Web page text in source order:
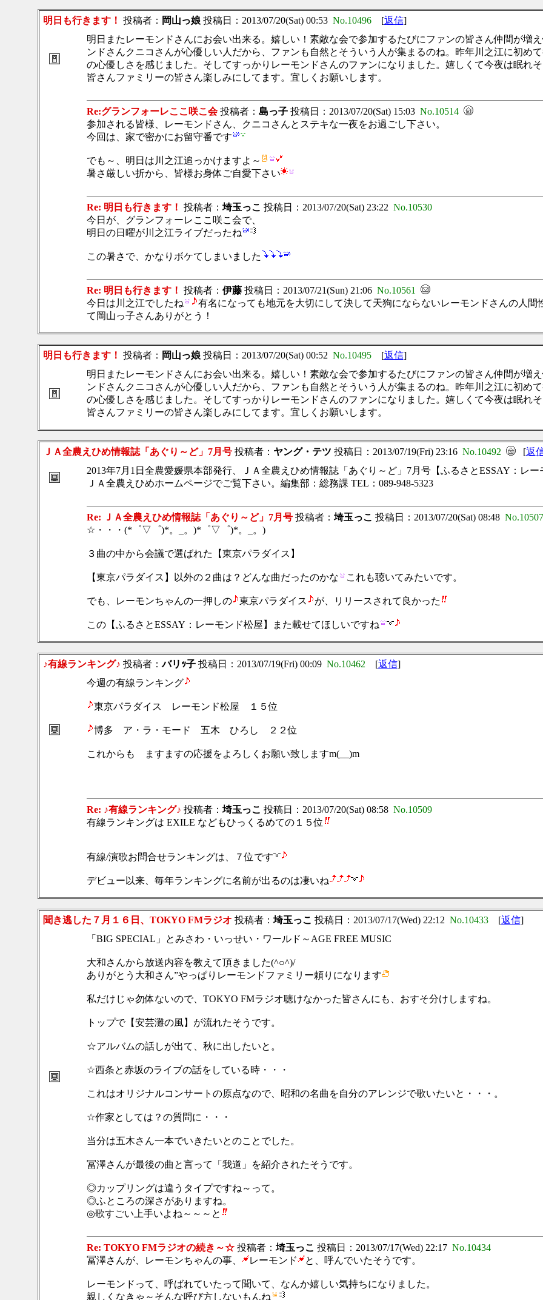
明日も行きます！ 投稿者： 岡山っ娘投稿日：2013/07/20(Sat) 00:53 No.10496[返信]
明日またレーモンドさんにお会い出来る。嬉しい！素敵な会で参加するたびにファンの皆さん仲間が増
ンドさんクニコさんが心優しい人だから、ファンも自然とそういう人が集まるのね。昨年川之江に初め
の心優しさを感じました。そしてすっかりレーモンドさんのファンになりました。嬉しくて今夜は眠れ
皆さんファミリーの皆さん楽しみにしてます。宜しくお願いします。
Re:グランフォーレここ咲こ会投稿者： 島っ子投稿日：2013/07/20(Sat) 15:03 No.10514
参加される皆様、レーモンドさん、クニコさんとステキな一夜をお過ごし下さい。
今回は、家で密かにお留守番です
でも～、明日は川之江追っかけますよ～
暑さ厳しい折から、皆様お身体ご自愛下さい
Re: 明日も行きます！ 投稿者： 埼玉っこ 投稿日：2013/07/20(Sat) 23:22 No.10530
今日が、グランフォーレここ咲こ会で、
明日の日曜が川之江ライブだったね
この暑さで、かなりボケてしまいました
Re: 明日も行きます！ 投稿者： 伊藤投稿日：2013/07/21(Sun) 21:06 No.10561
今日は川之江でしたね
有名になっても地元を大切にして決して天狗にならないレーモンドさんの人間
て岡山っ子さんありがとう！
明日も行きます！ 投稿者： 岡山っ娘投稿日：2013/07/20(Sat) 00:52 No.10495[返信]
明日またレーモンドさんにお会い出来る。嬉しい！素敵な会で参加するたびにファンの皆さん仲間が増
ンドさんクニコさんが心優しい人だから、ファンも自然とそういう人が集まるのね。昨年川之江に初め
の心優しさを感じました。そしてすっかりレーモンドさんのファンになりました。嬉しくて今夜は眠れ
皆さんファミリーの皆さん楽しみにしてます。宜しくお願いします。
ＪＡ全農えひめ情報誌「あぐり～ど」7月号投稿者： ヤング・テツ 投稿日：2013/07/19(Fri) 23:16 No.10492 [返
2013年7月1日全農愛媛県本部発行、ＪＡ全農えひめ情報誌「あぐり～ど」7月号【ふるさとESSAY：レー
ＪＡ全農えひめホームページでご覧下さい。編集部：総務課 TEL：089-948-5323
Re: ＪＡ全農えひめ情報誌「あぐり～ど」7月号投稿者： 埼玉っこ 投稿日：2013/07/20(Sat) 08:48 No.10507
☆・・・(*゜▽゜)*。_。)*゜▽゜)*。_。)
３曲の中から会議で選ばれた【東京パラダイス】
【東京パラダイス】以外の２曲は？どんな曲だったのかな これも聴いてみたいです。
でも、レーモンちゃんの一押しの 東京パラダイス が、リリースされて良かった
この【ふるさとESSAY：レーモンド松屋】また載せてほしいですね
♪有線ランキング♪ 投稿者：バリｯ子投稿日：2013/07/19(Fri) 00:09 No.10462 [返信]
今週の有線ランキング
東京パラダイス レーモンド松屋 １５位
博多 ア・ラ・モード 五木 ひろし ２２位
これからも ますますの応援をよろしくお願い致しますm(__)m
Re: ♪有線ランキング♪ 投稿者： 埼玉っこ 投稿日：2013/07/20(Sat) 08:58 No.10509
有線ランキングは EXILE などもひっくるめての１５位
有線/演歌お問合せランキングは、７位です
デビュー以来、毎年ランキングに名前が出るのは凄いね
聞き逃した７月１６日、TOKYO FMラジオ 投稿者： 埼玉っこ 投稿日：2013/07/17(Wed) 22:12 No.10433[返信]
「BIG SPECIAL」とみさわ・いっせい・ワールド～AGE FREE MUSIC
大和さんから放送内容を教えて頂きました(^○^)/
ありがとう大和さん”やっぱりレーモンドファミリー頼りになります
私だけじゃ勿体ないので、TOKYO FMラジオ聴けなかった皆さんにも、おすそ分けしますね。
トップで【安芸灘の風】が流れたそうです。
☆アルバムの話しが出て、秋に出したいと。
☆西条と赤坂のライブの話をしている時・・・
これはオリジナルコンサートの原点なので、昭和の名曲を自分のアレンジで歌いたいと・・・。
☆作家としては？の質問に・・・
当分は五木さん一本でいきたいとのことでした。
冨澤さんが最後の曲と言って「我道」を紹介されたそうです。
◎カップリングは違うタイプですね～って。
◎ふところの深さがありますね。
◎歌すごい上手いよね～～～と
Re: TOKYO FMラジオの続き～☆投稿者： 埼玉っこ 投稿日：2013/07/17(Wed) 22:17 No.10434
冨澤さんが、レーモンちゃんの事、
レーモンド と、呼んでいたそうです。
レーモンドって、呼ばれていたって聞いて、なんか嬉しい気持ちになりました。
親しくなきゃ～そんな呼び方しないもんね